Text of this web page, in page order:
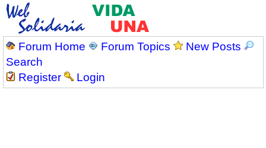
Forum Home Forum Topics
New Posts
Search
Register
Login